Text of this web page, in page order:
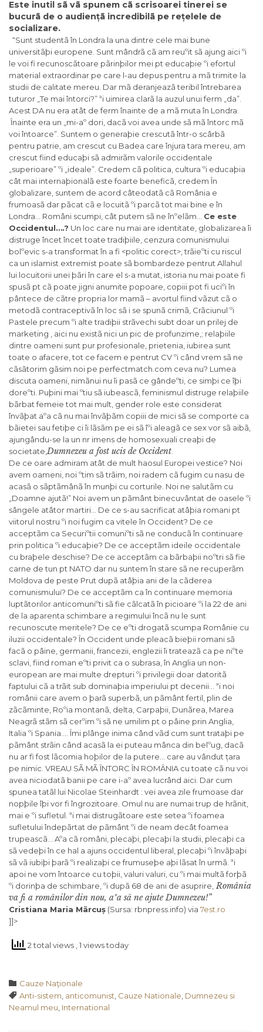
Este inutil sã vã spunem cã scrisoarei tinerei se
bucurã de o audiențã incredibilã pe rețelele de
socializare.
“Sunt studentã în Londra la una dintre cele mai bune
universitãþi europene. Sunt mândrã cã am reuºit sã ajung aici ºi
le voi fi recunoscãtoare pãrinþilor mei pt educaþie ºi efortul
material extraordinar pe care l-au depus pentru a mã trimite la
studii de calitate mereu. Dar mã deranjeazã teribil întrebarea
tuturor „Te mai întorci?” ªi uimirea clarã la auzul unui ferm „da”.
Acest DA nu era atât de ferm înainte de a mã muta în Londra.
Înainte era un „mi-aº dori, dacã voi avea unde sã mã întorc mã
voi întoarce”. Suntem o generaþie crescutã într-o scârbã
pentru patrie, am crescut cu Badea care înjura tara mereu, am
crescut fiind educaþi sã admirãm valorile occidentale
„superioare” ºi „ideale”. Credem cã politica, cultura ºi educaþia
cât mai internaþionalã este foarte beneficã, credem În
globalizare, suntem de acord câteodatã cã România e
frumoasã dar pãcat cã e locuitã ºi parcã tot mai bine e în
Londra… Români scumpi, cât putem sã ne înºelãm… Ce este
Occidentul….? Un loc care nu mai are identitate, globalizarea îi
distruge încet încet toate tradiþiile, cenzura comunismului
bolºevic s-a transformat în a fi <politic corect>, trãieºti cu riscul
ca un islamist extremist poate sã bombardeze pentrut Allahul
lui locuitorii unei þãri în care el s-a mutat, istoria nu mai poate fi
spusã pt cã poate jigni anumite popoare, copiii pot fi uciºi în
pântece de cãtre propria lor mamã – avortul fiind vãzut cã o
metodã contraceptivã în loc sã i se spunã crimã, Crãciunul ºi
Pastele precum ºi alte tradiþii strãvechi subt doar un prilej de
marketing , aici nu existã nici un pic de profunzime,; relaþiile
dintre oameni sunt pur profesionale, prietenia, iubirea sunt
toate o afacere, tot ce facem e pentrut CV ºi când vrem sã ne
cãsãtorim gãsim noi pe perfectmatch.com ceva nu? Lumea
discuta oameni, nimãnui nu îi pasã ce gândeºti, ce simþi ce îþi
doreºti. Puþini mai ºtiu sã iubeascã, feminismul distruge relaþiile
bãrbat femeie tot mai mult, gender role este considerat
învãþat aºa cã nu mai învãþãm copiii de mici sã se comporte ca
bãietei sau fetiþe ci îi lãsãm pe ei sã îºi aleagã ce sex vor sã aibã,
ajungându-se la un nr imens de homosexuali creaþi de
societate, Dumnezeu a fost ucis de Occident
De ce oare admiram atât de mult haosul Europei vestice? Noi
avem oameni, noi ºtim sã trãim, noi radem cã fugim cu nasu de
acasã o sãptãmânã în munþi cu corturile. Noi ne salutãm cu
„Doamne ajutã!” Noi avem un pãmânt binecuvântat de oasele ºi
sângele atâtor martiri… De ce s-au sacrificat atâþia romani pt
viitorul nostru ºi noi fugim ca vitele în Occident? De ce
acceptãm ca Securiºtii comuniºti sã ne conducã în continuare
prin politica ºi educaþie? De ce acceptãm ideile occidentale
cu braþele deschise? De ce acceptãm ca bãrbaþii noºtri sã fie
carne de tun pt NATO dar nu suntem în stare sã ne recuperãm
Moldova de peste Prut dupã atâþia ani de la cãderea
comunismului? De ce acceptãm ca în continuare memoria
luptãtorilor anticomuniºti sã fie cãlcatã în picioare ºi la 22 de ani
de la aparenta schimbare a regimului încã nu le sunt
recunoscute meritele? De ce eºti drogatã scumpa Românie cu
iluzii occidentale? În Occident unde pleacã bieþii romani sã
facã o pâine, germanii, francezii, englezii îi trateazã ca pe niºte
sclavi, fiind roman eºti privit ca o subrasa, în Anglia un non-
european are mai multe drepturi ºi privilegii doar datoritã
faptului cã a trãit sub dominaþia imperiului pt decenii… ªi noi
românii care avem o þarã superbã, un pãmânt fertil, plin de
zãcãminte, Roºia montanã, delta, Carpaþii, Dunãrea, Marea
Neagrã stãm sã cerºim ºi sã ne umilim pt o pâine prin Anglia,
Italia ºi Spania…. Îmi plânge inima când vãd cum sunt trataþi pe
pãmânt strãin când acasã la ei puteau mânca din belºug, dacã
nu ar fi fost lãcomia hoþilor de la putere… care au vândut țara
pe nimic. VREAU SÃ MÃ ÎNTORC ÎN ROMÂNIA cu toate cã nu voi
avea niciodatã banii pe care i-aº avea lucrând aici. Dar cum
spunea tatãl lui Nicolae Steinhardt : vei avea zile frumoase dar
nopþile îþi vor fi îngrozitoare. Omul nu are numai trup de hrãnit,
mai e ºi sufletul. ªi mai distrugãtoare este setea ºi foamea
sufletului îndepãrtat de pãmânt ºi de neam decât foamea
trupeascã… Aºa cã români, plecaþi, plecaþi la studii, plecaþi ca
sã vedeþi în ce hal a ajuns occidentul liberal, plecaþi ºi învãþaþi
sã vã iubiþi þarã ºi realizaþi ce frumuseþe aþi lãsat în urmã. ªi
apoi ne vom întoarce cu toþii, valuri valuri, cu ºi mai multã forþã
ºi dorinþa de schimbare, ºi dupã 68 de ani de asuprire, România
va fi a românilor din nou, aºa sã ne ajute Dumnezeu!”
Cristiana Maria Mãrcuș (Sursa: rbnpress.info) via 7est.ro
]]>
2 total views , 1 views today
 Category
Cauze Naţionale
 Tags
Anti-sistem anticomunist Cauze Nationale Dumnezeu si
Neamul meu International